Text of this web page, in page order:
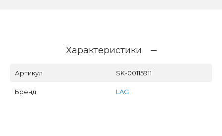
Характеристики
Артикул SK-00115911
Бренд LAG